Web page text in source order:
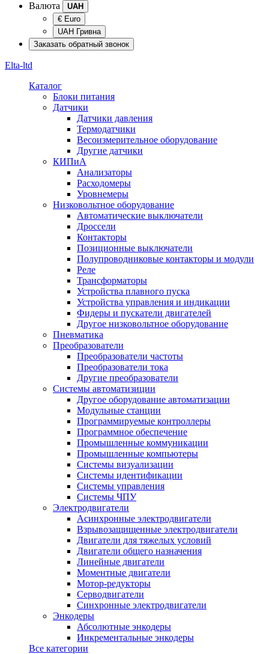
Валюта
UAH
€ Euro
UAH Гривна
Заказать обратный звонок
Elta-ltd
Каталог
Блоки питания
Датчики
Датчики давления
Термодатчики
Весоизмерительное оборудование
Другие датчики
КИПиА
Анализаторы
Расходомеры
Уровнемеры
Низковольтное оборудование
Автоматические выключатели
Дроссели
Контакторы
Позиционные выключатели
Полупроводниковые контакторы и модули
Реле
Трансформаторы
Устройства плавного пуска
Устройства управления и индикации
Фидеры и пускатели двигателей
Другое низковольтное оборудование
Пневматика
Преобразователи
Преобразователи частоты
Преобразователи тока
Другие преобразователи
Системы автоматизиции
Другое оборудование автоматизации
Модульные станции
Программируемые контроллеры
Программное обеспечение
Промышленные коммуникации
Промышленные компьютеры
Системы визуализации
Системы идентификации
Системы управления
Системы ЧПУ
Электродвигатели
Асинхронные электродвигатели
Взрывозащищенные электродвигатели
Двигатели для тяжелых условий
Двигатели общего назначения
Линейные двигатели
Моментные двигатели
Мотор-редукторы
Серводвигатели
Синхронные электродвигатели
Энкодеры
Абсолютные энкодеры
Инкрементальные энкодеры
Все категории